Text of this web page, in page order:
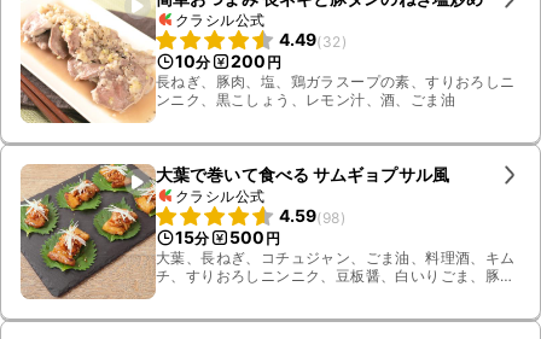
クラシル公式
4.49(32 )
10分 200 円
長ねぎ、豚肉、塩、鶏ガラスープの素、すりおろしニ
ンニク、黒こしょう、レモン汁、酒、ごま油
大葉で巻いて食べる サムギョプサル風
クラシル公式
4.59(98)
15分 500 円
大葉、長ねぎ、コチュジャン、ごま油、料理酒、キム
チ、すりおろしニンニク、豆板醤、白いりごま、豚バ